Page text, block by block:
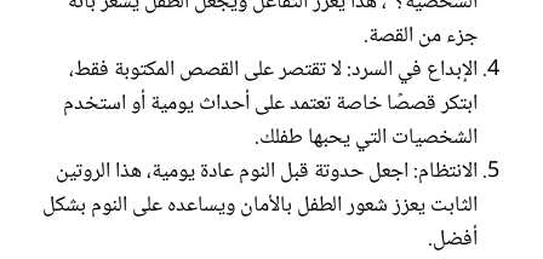
جزء من القصة.
الإبداع في السرد: لا تقتصر على القصص المكتوبة فقط،
ابتكر قصصًا خاصة تعتمد على أحداث يومية أو استخدم
الشخصيات التي يحبها طفلك.
الانتظام: اجعل حدوتة قبل النوم عادة يومية، هذا الروتين
الثابت يعزز شعور الطفل بالأمان ويساعده على النوم بشكل
أفضل.